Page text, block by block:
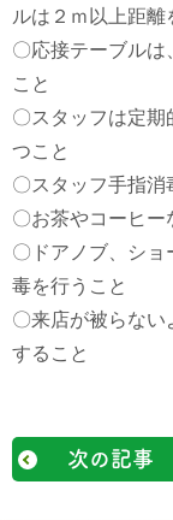
ルは２ｍ以上距離
〇応接テーブルは
こと
〇スタッフは定期
つこと
〇スタッフ手指消
〇お茶やコーヒー
〇ドアノブ、ショ
毒を行うこと
〇来店が被らない
すること
次の記事